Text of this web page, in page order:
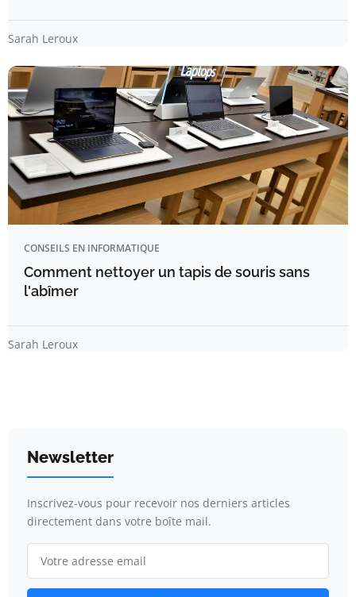
Sarah Leroux
CONSEILS EN INFORMATIQUE
Comment nettoyer un tapis de souris sans
l'abîmer
Sarah Leroux
Newsletter
Inscrivez-vous pour recevoir nos derniers articles
directement dans votre boîte mail.